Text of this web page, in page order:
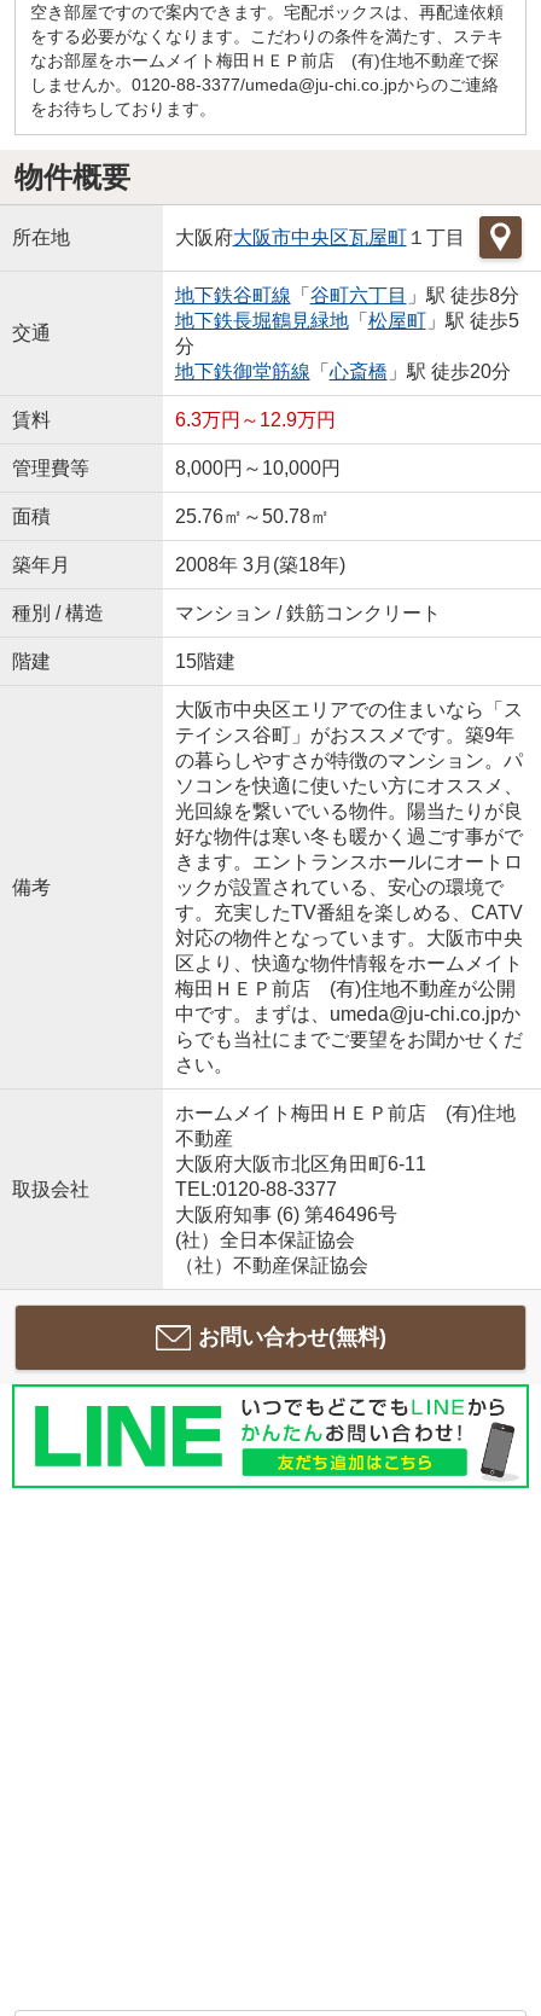
空き部屋ですので案内できます。宅配ボックスは、再配達依頼
をする必要がなくなります。こだわりの条件を満たす、ステキ
なお部屋をホームメイト梅田ＨＥＰ前店 (有)住地不動産で探
しませんか。0120-88-3377/umeda@ju-chi.co.jpからのご連絡
をお待ちしております。
物件概要
所在地 大阪府大阪市中央区瓦屋町１丁目
交通
地下鉄谷町線 「 谷町六丁目 」駅 徒歩8分
地下鉄長堀鶴見緑地「 松屋町」駅 徒歩5
分
地下鉄御堂筋線 「 心斎橋 」駅 徒歩20分
賃料 6.3万円～12.9万円
管理費等 8,000円～10,000円
面積 25.76㎡～50.78㎡
築年月 2008年 3月(築18年)
種別 / 構造 マンション / 鉄筋コンクリート
階建 15階建
備考
大阪市中央区エリアでの住まいなら「ス
テイシス谷町」がおススメです。築9年
の暮らしやすさが特徴のマンション。パ
ソコンを快適に使いたい方にオススメ、
光回線を繋いでいる物件。陽当たりが良
好な物件は寒い冬も暖かく過ごす事がで
きます。エントランスホールにオートロ
ックが設置されている、安心の環境で
す。充実したTV番組を楽しめる、CATV
対応の物件となっています。大阪市中央
区より、快適な物件情報をホームメイト
梅田ＨＥＰ前店 (有)住地不動産が公開
中です。まずは、umeda@ju-chi.co.jpか
らでも当社にまでご要望をお聞かせくだ
さい。
取扱会社
ホームメイト梅田ＨＥＰ前店 (有)住地
不動産
大阪府大阪市北区角田町6-11
TEL:0120-88-3377
大阪府知事 (6) 第46496号
(社）全日本保証協会
（社）不動産保証協会
お問い合わせ(無料)